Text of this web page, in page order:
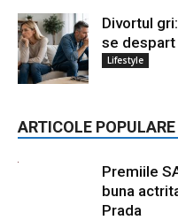
Divortul
se despart
Lifestyle
ARTICOLE POPULARE
Premiile
buna
Prada